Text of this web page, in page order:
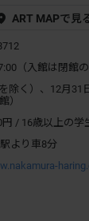
ART MAPで見
（入館は閉館の
除く）、12月31
）
円 / 16歳以上の学
より車8分